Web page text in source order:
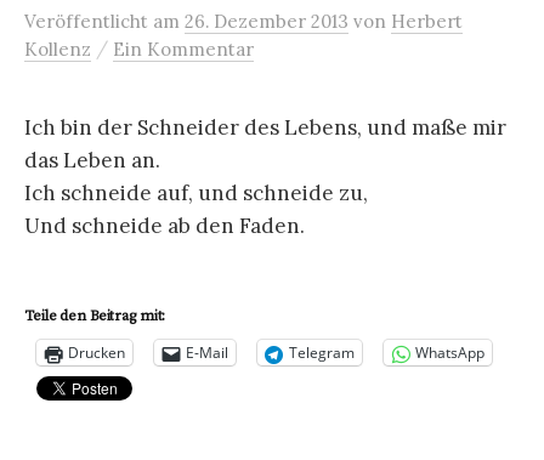
Veröffentlicht am 26. Dezember 2013 von Herbert
Kollenz / Ein Kommentar
Ich bin der Schneider des Lebens, und maße mir
das Leben an.
Ich schneide auf, und schneide zu,
Und schneide ab den Faden.
Teile den Beitrag mit:
Drucken E-Mail Telegram WhatsApp